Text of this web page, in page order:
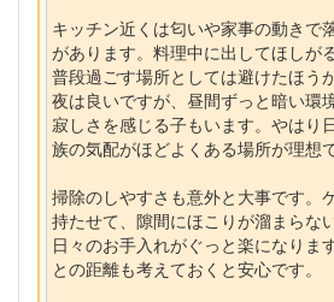
キッチン近くは匂いや家事の動きで
があります。料理中に出してほしが
普段過ごす場所としては避けたほう
夜は良いですが、昼間ずっと暗い環
寂しさを感じる子もいます。やはり
族の気配がほどよくある場所が理想で
掃除のしやすさも意外と大事です。
持たせて、隙間にほこりが溜まらな
日々のお手入れがぐっと楽になりま
との距離も考えておくと安心です。